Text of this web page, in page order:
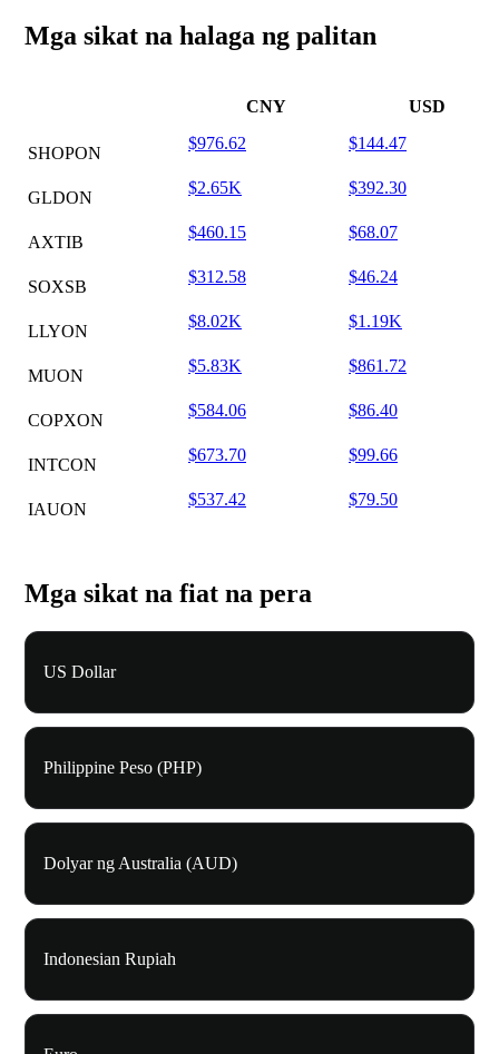
Mga sikat na halaga ng palitan
CNY USD
SHOPON
$976.62 $144.47
GLDON
$2.65K $392.30
AXTIB
$460.15 $68.07
SOXSB
$312.58 $46.24
LLYON
$8.02K $1.19K
MUON
$5.83K $861.72
COPXON
$584.06 $86.40
INTCON
$673.70 $99.66
IAUON
$537.42 $79.50
Mga sikat na fiat na pera
US Dollar
Philippine Peso (PHP)
Dolyar ng Australia (AUD)
Indonesian Rupiah